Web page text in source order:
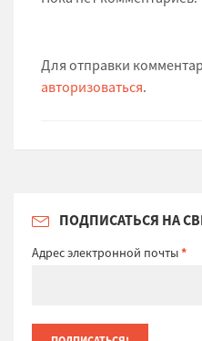
Для отправки
авторизоваться.
ПОДПИСАТЬСЯ НА
Адрес электронной почты*